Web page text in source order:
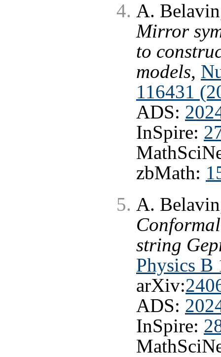
A.
Mirror
to
models,
116431
ADS:
InSpire:
zbMath:
A.
string
Physics B
arXiv:
ADS:
InSpire: